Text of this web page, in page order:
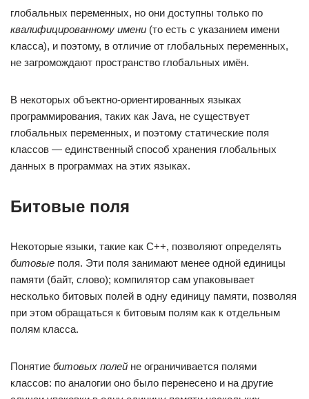
глобальных переменных, но они доступны только по
квалифицированному имени (то есть с указанием имени
класса), и поэтому, в отличие от глобальных переменных,
не загромождают пространство глобальных имён.
В некоторых объектно-ориентированных языках
программирования, таких как Java, не существует
глобальных переменных, и поэтому статические поля
классов — единственный способ хранения глобальных
данных в программах на этих языках.
Битовые поля
Некоторые языки, такие как C++, позволяют определять
битовые поля. Эти поля занимают менее одной единицы
памяти (байт, слово); компилятор сам упаковывает
несколько битовых полей в одну единицу памяти, позволяя
при этом обращаться к битовым полям как к отдельным
полям класса.
Понятие битовых полей не ограничивается полями
классов: по аналогии оно было перенесено и на другие